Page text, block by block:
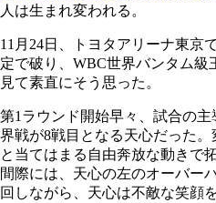
人は生まれ変われる。
11月24日、トヨタアリーナ東京
定で破り、WBC世界バンタム級
見て素直にそう思った。
第1ラウンド開始早々、試合の
界戦が8戦目となる天心だった
と当てはまる自由奔放な動きで
間際には、天心の左のオーバー
回しながら、天心は不敵な笑顔